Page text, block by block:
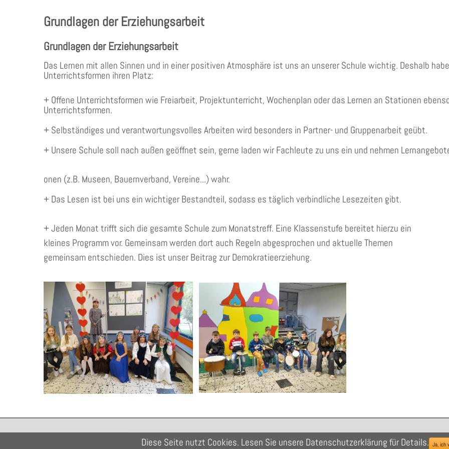
Grundlagen der Erziehungsarbeit
Grundlagen der Erziehungsarbeit
Das Lernen mit allen Sinnen und in einer positiven Atmosphäre ist uns an unserer Schule wichtig. Deshalb
Unterrichtsformen ihren Platz:
+ Offene Unterrichtsformen wie Freiarbeit, Projektunterricht, Wochenplan oder das Lernen an Stationen
Unterrichtsformen.
+ Selbständiges und verantwortungsvolles Arbeiten wird besonders in Partner- und Gruppenarbeit geübt.
+ Unsere Schule soll nach außen geöffnet sein, gerne laden wir Fachleute zu uns ein und nehmen
onen (z.B. Museen, Bauernverband, Vereine...) wahr.
+ Das Lesen ist bei uns ein wichtiger Bestandteil, sodass es täglich verbindliche Lesezeiten gibt.
+ Jeden Monat trifft sich die gesamte Schule zum Monatstreff. Eine Klassenstufe bereitet hierzu ein
kleines Programm vor. Gemeinsam werden dort auch Regeln abgesprochen und aktuelle Themen
gemeinsam entschieden. Dies ist unser Beitrag zur Demokratieerziehung.
Diese Seite nutzt Cookies. Lesen Sie unsere Datenschutzerklärung für Details. Ja, ich